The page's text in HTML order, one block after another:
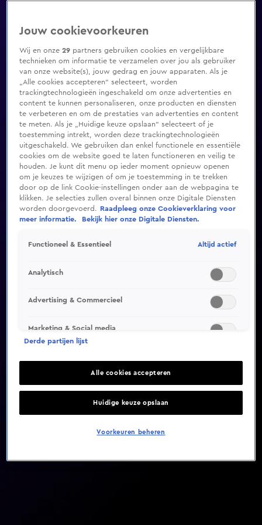
Video helaas niet gevonden
Jouw cookievoorkeuren
Wij en onze29 partners gebruiken cookies en vergelijkbare
technieken om informatie te verzamelen over jou als gebruiker
van onze website(s), jouw gedrag en jouw apparaten. Als je
„Alle cookies accepteren” selecteert, worden
trackingtechnologieën ingeschakeld om onze advertenties en
content te kunnen personaliseren, onze producten en diensten
te verbeteren en om de prestaties van advertenties en content
te meten. Als je „Huidige keuze opslaan” selecteert of je
toestemming intrekt, worden deze trackingtechnologieën
uitgeschakeld. We gebruiken dan enkel functionele en essentiële
cookies om de website goed te laten functioneren en veilig te
houden. Je kunt dit menu op ieder moment opnieuw openen
om je keuzes te wijzigen of om je toestemming in te trekken
door op de link Cookie-instellingen onder aan de webpagina te
klikken. Je selecties zullen overal binnen onze Digitale Diensten
worden doorgevoerd.
Raadpleeg onze Cookieverklaring voor
meer informatie.
Bekijk hier onze Digitale Diensten.
Functioneel & Essentieel Altijd actief
Analytisch
Advertising & Commercieel
Marketing & Social media
Derde partijen lijst
Alle cookies accepteren
Huidige keuze opslaan
Voorkeuren beheren